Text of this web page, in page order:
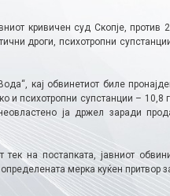
кривичен суд Скопје, против
дроги, психотропни
кај обвинетиот биле
и психотропни супстанции –
ја држел заради
на постапката, јавниот
мерка куќен притвор